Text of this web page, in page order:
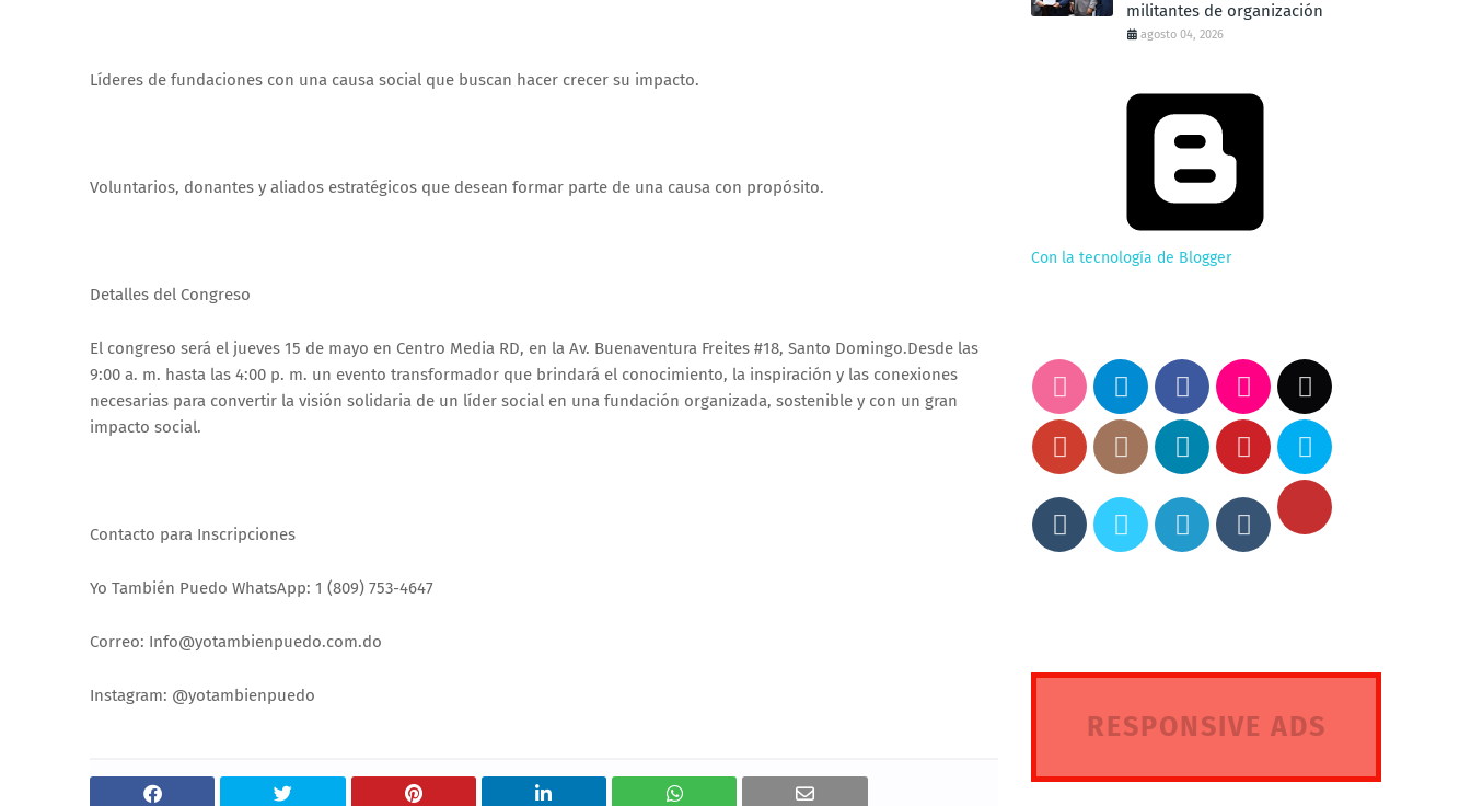
Líderes de fundaciones con una causa social que buscan hacer crecer su impacto.
Voluntarios, donantes y aliados estratégicos que desean formar parte de una causa con propósito.
Detalles del Congreso
El congreso será el jueves 15 de mayo en Centro Media RD, en la Av. Buenaventura Freites #18, Santo Domingo.Desde las
9:00 a. m. hasta las 4:00 p. m. un evento transformador que brindará el conocimiento, la inspiración y las conexiones
necesarias para convertir la visión solidaria de un líder social en una fundación organizada, sostenible y con un gran
impacto social.
Contacto para Inscripciones
Yo También Puedo WhatsApp: 1 (809) 753-4647
Correo: Info@yotambienpuedo.com.do
Instagram: @yotambienpuedo
militantes de organización
agosto 04, 2026
Con la tecnología de Blogger
RESPONSIVE ADS